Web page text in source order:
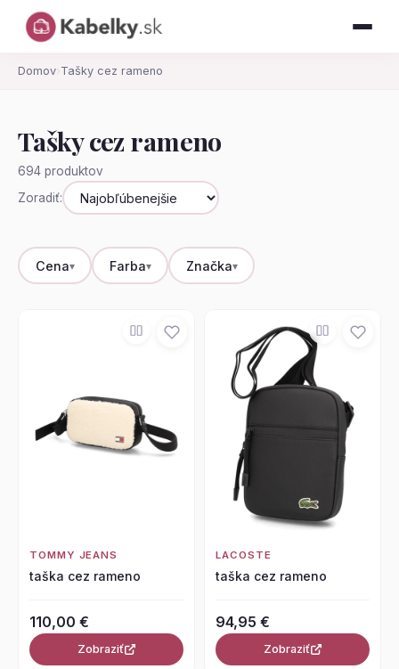
Domov› Tašky cez rameno
Tašky cez rameno
694 produktov
Zoradiť:
Cena Farba Značka
TOMMY JEANS
taška cez rameno
110,00 €
Zobraziť
LACOSTE
taška cez rameno
94,95 €
Zobraziť